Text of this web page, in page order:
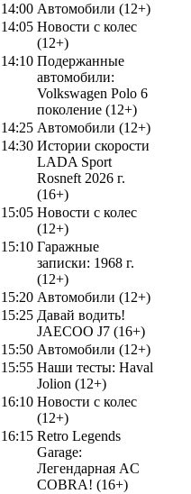
14:00 Автомобили (12+)
14:05 Новости с колес
(12+)
14:10 Подержанные
автомобили:
Volkswagen Polo 6
поколение (12+)
14:25 Автомобили (12+)
14:30 Истории скорости
LADA Sport
Rosneft 2026 г.
(16+)
15:05 Новости с колес
(12+)
15:10 Гаражные
записки: 1968 г.
(12+)
15:20 Автомобили (12+)
15:25 Давай водить!
JAECOO J7 (16+)
15:50 Автомобили (12+)
15:55 Наши тесты: Haval
Jolion (12+)
16:10 Новости с колес
(12+)
16:15 Retro Legends
Garage:
Легендарная AC
COBRA! (16+)